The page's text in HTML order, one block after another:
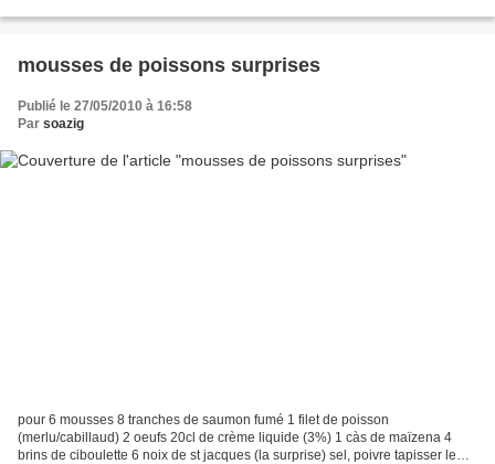
mousses de poissons surprises
Publié le 27/05/2010 à 16:58
Par soazig
pour 6 mousses 8 tranches de saumon fumé 1 filet de poisson
(merlu/cabillaud) 2 oeufs 20cl de crème liquide (3%) 1 càs de maïzena 4
brins de ciboulette 6 noix de st jacques (la surprise) sel, poivre tapisser le